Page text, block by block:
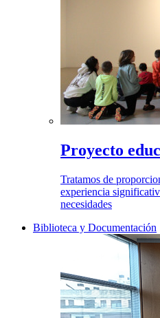
Proyecto
Tratamos de
experiencia
necesidades
Biblioteca y Documentación